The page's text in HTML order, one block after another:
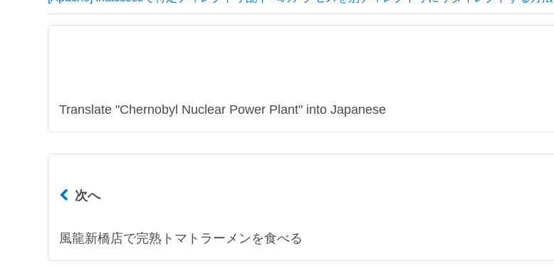
Translate "Chernobyl Nuclear Power Plant" into Japanese
次へ
風龍新橋店で完熟トマトラーメンを食べる